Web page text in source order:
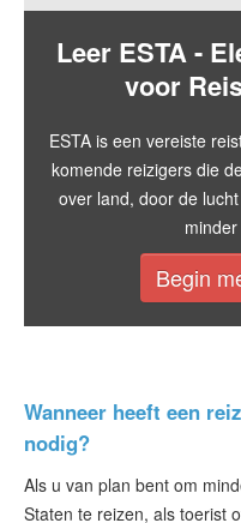
Doe een aanvraag
Wat is ESTA?
VWP
ESTA status
ESTA-artikelen
Leer ESTA -
voor
ESTA is een vereiste
komende reizigers die
over land, door de
Begin
Wanneer heeft een
nodig?
Als u van plan bent om
Staten te reizen, als toerist